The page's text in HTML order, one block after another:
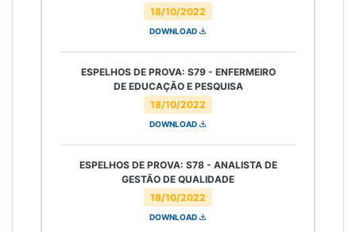
18/10/2022
DOWNLOAD
18/10/2022
ESPELHOS DE PROVA: S79 - ENFERMEIRO
DE EDUCAÇÃO E PESQUISA
DOWNLOAD
18/10/2022
ESPELHOS DE PROVA: S78 - ANALISTA DE
GESTÃO DE QUALIDADE
DOWNLOAD